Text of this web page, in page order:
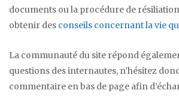
documents ou la procédure de
obtenir des conseils concernant la vie
La communauté du site répond
questions des internautes, n’hésitez
commentaire en bas de page afin